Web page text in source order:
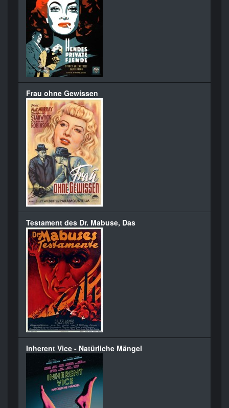
Frau ohne Gewissen
Testament des Dr. Mabuse, Das
Inherent Vice - Natürliche Mängel